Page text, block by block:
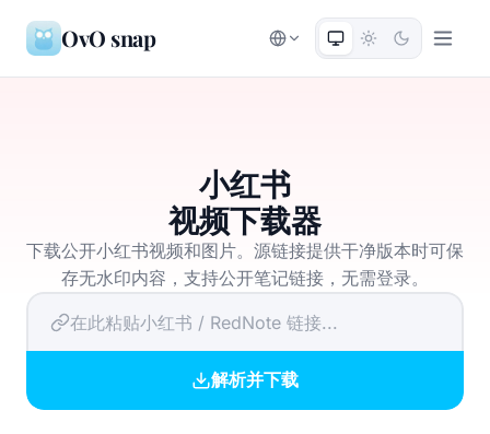
OvO snap
小红书
视频下载器
下载公开小红书视频和图片。源链接提供干净版本时可保
存无水印内容，支持公开笔记链接，无需登录。
解析并下载